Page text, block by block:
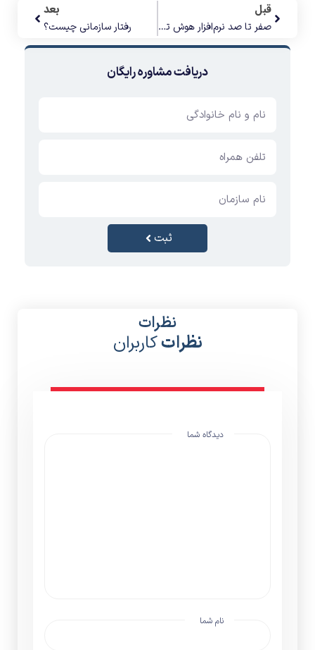
قبل
صفر تا صد نرم‌افزار هوش تجاری
بعد
رفتار سازمانی چیست؟
دریافت مشاوره رایگان
ثبت
نظرات
نظراتکاربران
دیدگاه شما
نام شما